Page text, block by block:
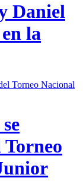
Daniel
la
Torneo